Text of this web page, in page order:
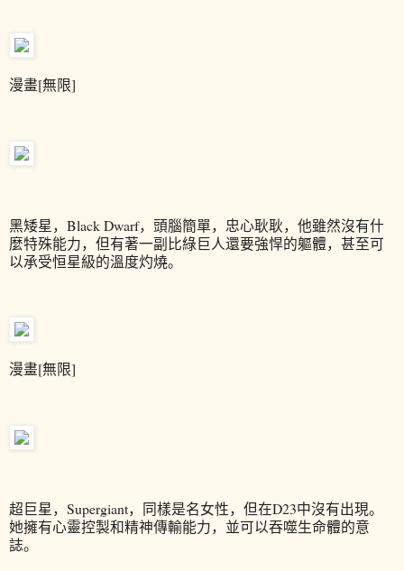
漫畫[無限]
黑矮星，Black Dwarf，頭腦簡單，忠心耿耿，他雖然沒有什
麼特殊能力，但有著一副比綠巨人還要強悍的軀體，甚至可
以承受恒星級的溫度灼燒。
漫畫[無限]
超巨星，Supergiant，同樣是名女性，但在D23中沒有出現。
她擁有心靈控製和精神傳輸能力，並可以吞噬生命體的意
誌。